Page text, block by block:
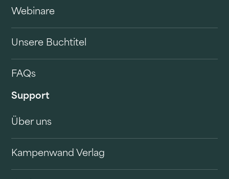
Webinare
Unsere Buchtitel
FAQs
Support
Über uns
Kampenwand Verlag